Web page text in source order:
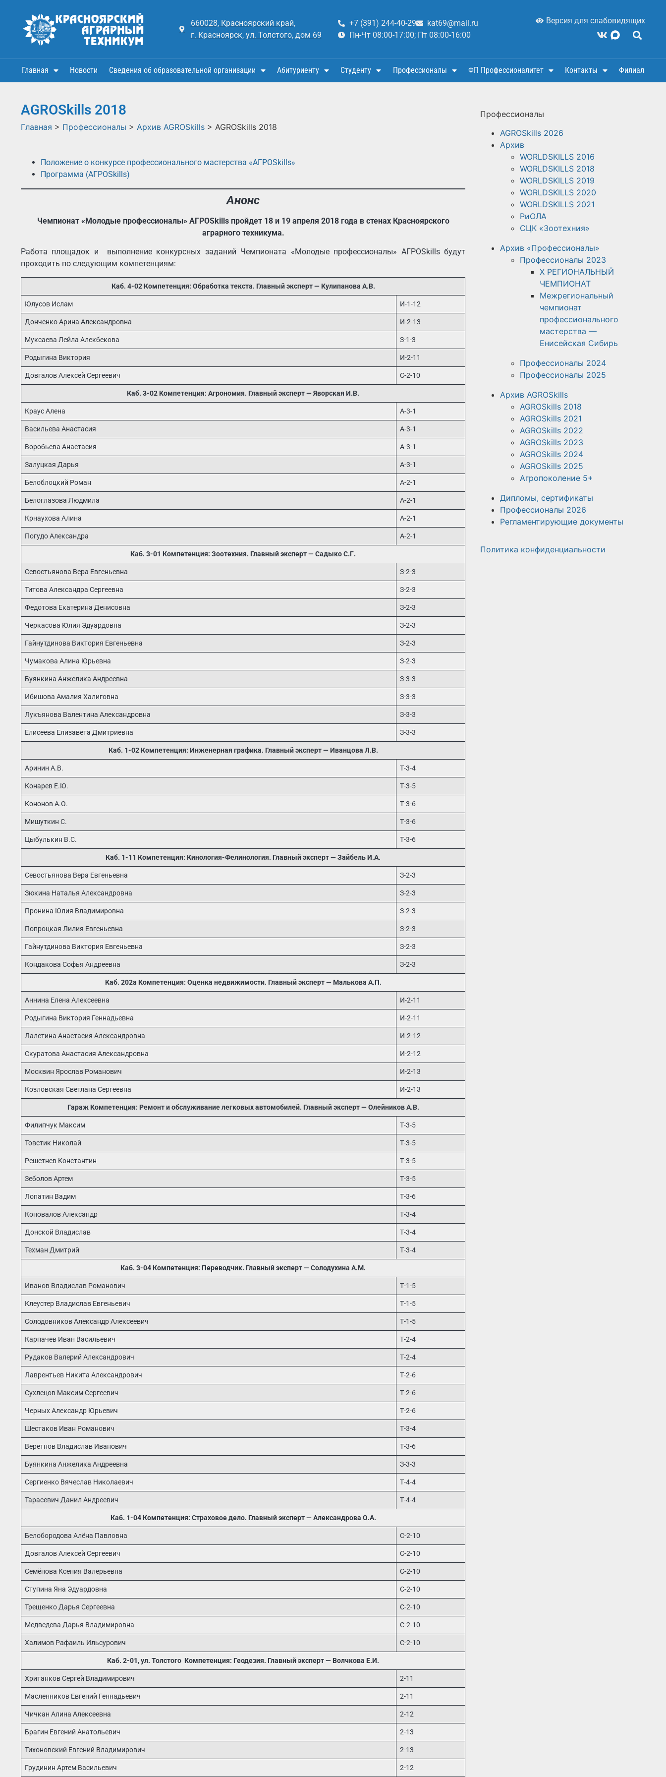
660028, Красноярский край,
г. Красноярск, ул. Толстого, дом 69
+7 (391) 244-40-29
kat69@mail.ru
Пн-Чт 08:00-17:00; Пт 08:00-16:00
Версия для слабовидящих
Главная Новости Сведения об образовательной организации Абитуриенту Студенту Профессионалы ФП Профессионалитет Контакты Филиал
AGROSkills 2018
Главная > Профессионалы > Архив AGROSkills > AGROSkills 2018
Положение о конкурсе профессионального мастерства «АГРОSkills»
Программа (АГРОSkills)
Анонс
Чемпионат «Молодые профессионалы» АГРОSkills пройдет 18 и 19 апреля 2018 года в стенах Красноярского
аграрного техникума.
Работа площадок и выполнение конкурсных заданий Чемпионата «Молодые профессионалы» АГРОSkills будут
проходить по следующим компетенциям:
Каб. 4-02 Компетенция: Обработка текста. Главный эксперт — Кулипанова А.В.
Юлусов Ислам И-1-12
Донченко Арина Александровна И-2-13
Муксаева Лейла Алекбекова З-1-3
Родыгина Виктория И-2-11
Довгалов Алексей Сергеевич С-2-10
Каб. 3-02 Компетенция: Агрономия. Главный эксперт — Яворская И.В.
Краус Алена А-3-1
Васильева Анастасия А-3-1
Воробьева Анастасия А-3-1
Залуцкая Дарья А-3-1
Белоблоцкий Роман А-2-1
Белоглазова Людмила А-2-1
Крнаухова Алина А-2-1
Погудо Александра А-2-1
Каб. 3-01 Компетенция: Зоотехния. Главный эксперт — Садыко С.Г.
Севостьянова Вера Евгеньевна З-2-3
Титова Александра Сергеевна З-2-3
Федотова Екатерина Денисовна З-2-3
Черкасова Юлия Эдуардовна З-2-3
Гайнутдинова Виктория Евгеньевна З-2-3
Чумакова Алина Юрьевна З-2-3
Буянкина Анжелика Андреевна З-3-3
Ибишова Амалия Халиговна З-3-3
Лукъянова Валентина Александровна З-3-3
Елисеева Елизавета Дмитриевна З-3-3
Каб. 1-02 Компетенция: Инженерная графика. Главный эксперт — Иванцова Л.В.
Аринин А.В. Т-3-4
Конарев Е.Ю. Т-3-5
Кононов А.О. Т-3-6
Мишуткин С. Т-3-6
Цыбулькин В.С. Т-3-6
Каб. 1-11 Компетенция: Кинология-Фелинология. Главный эксперт — Зайбель И.А.
Севостьянова Вера Евгеньевна З-2-3
Зюкина Наталья Александровна З-2-3
Пронина Юлия Владимировна З-2-3
Попроцкая Лилия Евгеньевна З-2-3
Гайнутдинова Виктория Евгеньевна З-2-3
Кондакова Софья Андреевна З-2-3
Каб. 202а Компетенция: Оценка недвижимости. Главный эксперт — Малькова А.П.
Аннина Елена Алексеевна И-2-11
Родыгина Виктория Геннадьевна И-2-11
Лалетина Анастасия Александровна И-2-12
Скуратова Анастасия Александровна И-2-12
Москвин Ярослав Романович И-2-13
Козловская Светлана Сергеевна И-2-13
Гараж Компетенция: Ремонт и обслуживание легковых автомобилей. Главный эксперт — Олейников А.В.
Филипчук Максим Т-3-5
Товстик Николай Т-3-5
Решетнев Константин Т-3-5
Зеболов Артем Т-3-5
Лопатин Вадим Т-3-6
Коновалов Александр Т-3-4
Донской Владислав Т-3-4
Техман Дмитрий Т-3-4
Каб. 3-04 Компетенция: Переводчик. Главный эксперт — Солодухина А.М.
Иванов Владислав Романович Т-1-5
Клеустер Владислав Евгеньевич Т-1-5
Солодовников Александр Алексеевич Т-1-5
Карпачев Иван Васильевич Т-2-4
Рудаков Валерий Александрович Т-2-4
Лаврентьев Никита Александрович Т-2-6
Сухлецов Максим Сергеевич Т-2-6
Черных Александр Юрьевич Т-2-6
Шестаков Иван Романович Т-3-4
Веретнов Владислав Иванович Т-3-6
Буянкина Анжелика Андреевна З-3-3
Сергиенко Вячеслав Николаевич Т-4-4
Тарасевич Данил Андреевич Т-4-4
Каб. 1-04 Компетенция: Страховое дело. Главный эксперт — Александрова О.А.
Белобородова Алёна Павловна С-2-10
Довгалов Алексей Сергеевич С-2-10
Семёнова Ксения Валерьевна С-2-10
Ступина Яна Эдуардовна С-2-10
Трещенко Дарья Сергеевна С-2-10
Медведева Дарья Владимировна С-2-10
Халимов Рафаиль Ильсурович С-2-10
Каб. 2-01, ул. Толстого Компетенция: Геодезия. Главный эксперт — Волчкова Е.И.
Хританков Сергей Владимирович 2-11
Масленников Евгений Геннадьевич 2-11
Чичкан Алина Алексеевна 2-12
Брагин Евгений Анатольевич 2-13
Тихоновский Евгений Владимирович 2-13
Грудинин Артем Васильевич 2-12
Профессионалы
AGROSkills 2026
Архив
WORLDSKILLS 2016
WORLDSKILLS 2018
WORLDSKILLS 2019
WORLDSKILLS 2020
WORLDSKILLS 2021
РиОЛА
СЦК «Зоотехния»
Архив «Профессионалы»
Профессионалы 2023
X РЕГИОНАЛЬНЫЙ
ЧЕМПИОНАТ
Межрегиональный
чемпионат
профессионального
мастерства —
Енисейская Сибирь
Профессионалы 2024
Профессионалы 2025
Архив AGROSkills
AGROSkills 2018
AGROSkills 2021
AGROSkills 2022
AGROSkills 2023
AGROSkills 2024
AGROSkills 2025
Агропоколение 5+
Дипломы, сертификаты
Профессионалы 2026
Регламентирующие документы
Политика конфиденциальности